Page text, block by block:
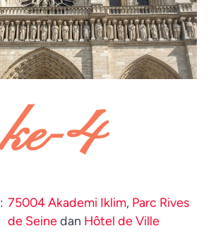
ke-4
: 75004 Akademi Iklim, Parc Rives
de Seinedan Hôtel de Ville